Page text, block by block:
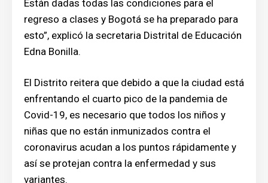
Están dadas todas las condiciones para el
regreso a clases y Bogotá se ha preparado para
esto”, explicó la secretaria Distrital de Educación
Edna Bonilla.
El Distrito reitera que debido a que la ciudad está
enfrentando el cuarto pico de la pandemia de
Covid-19, es necesario que todos los niños y
niñas que no están inmunizados contra el
coronavirus acudan a los puntos rápidamente y
así se protejan contra la enfermedad y sus
variantes.